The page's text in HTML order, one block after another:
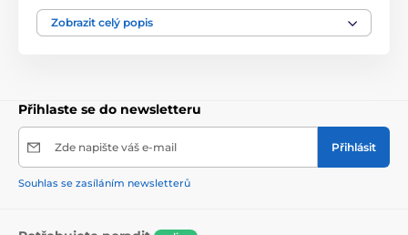
a písmen. Zábavu doplňuje maketa mobilního
telefonu.
Zobrazit celý popis
Přihlaste se do newsletteru
Zde napište váš e-mail Přihlásit
Souhlas se zasíláním newsletterů